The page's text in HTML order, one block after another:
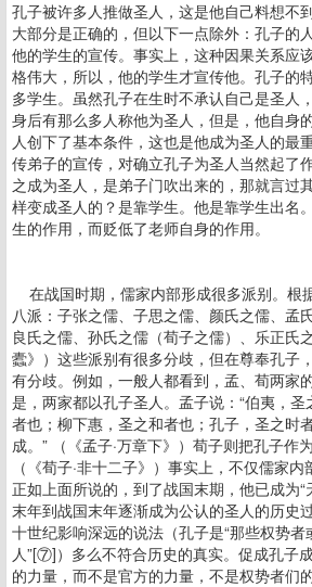
孔子被许多人推做圣人，这是他自己料想不
大部分是正确的，但以下一点除外：孔子的
他的学生的宣传。事实上，这种因果关系应
格伟大，所以，他的学生才宣传他。孔子的
多学生。虽然孔子在生时不承认自己是圣人
身后有那么多人称他为圣人，但是，他自身
人创下了基本条件，这也是他成为圣人的最
传弟子的宣传，对确立孔子为圣人当然起了
之成为圣人，是弟子门吹出来的，那就言过
样变成圣人的？是靠学生。他是靠学生出名
生的作用，而贬低了老师自身的作用。
在战国时期，儒家内部形成很多派别。根
八派：子张之儒、子思之儒、颜氏之儒、孟
良氏之儒、孙氏之儒（荀子之儒）、乐正氏
蠹》）这些派别有很多分歧，但在尊奉孔子
有分歧。例如，一般人都看到，孟、荀两家
是，两家都以孔子圣人。孟子说：“伯夷，
者也；柳下惠，圣之和者也；孔子，圣之时
成。” （《孟子·万章下》）荀子则把孔子作为
（《荀子·非十二子》）事实上，不仅儒家
正如上面所说的，到了战国末期，他已成为“
末年到战国末年逐渐成为公认的圣人的历史
十世纪影响深远的说法（孔子是“那些权势
人”[⑦]）多么不符合历史的真实。促成孔子
的力量，而不是官方的力量，不是权势者们的